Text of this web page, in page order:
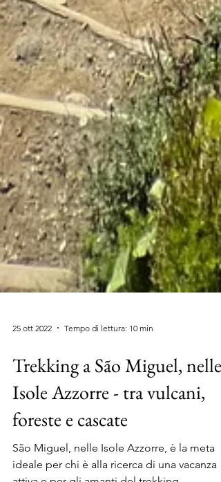
Trekking a São Miguel, nelle
Isole Azzorre - tra vulcani,
foreste e cascate
São Miguel, nelle Isole Azzorre, è la meta